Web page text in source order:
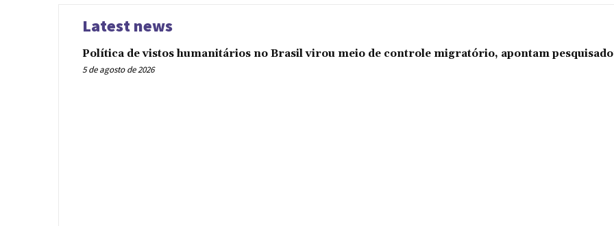
Latest news
Política de vistos humanitários no Brasil virou meio de controle migratório, apontam
5 de agosto de 2026